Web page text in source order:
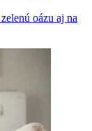
oázu aj na